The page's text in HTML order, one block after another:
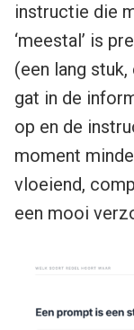
instructie die
‘meestal’ is
(een lang
gat in de
op en de
moment
vloeiend,
een mooi